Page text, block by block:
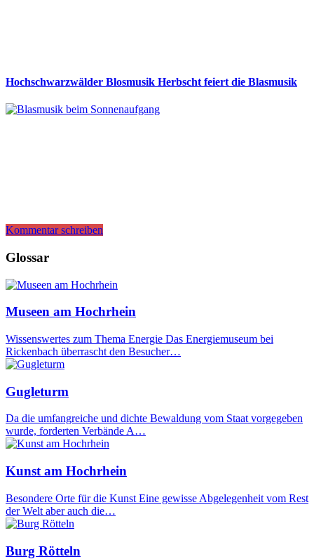
Hochschwarzwälder Blosmusik Herbscht feiert die Blasmusik
Kommentar schreiben
Glossar
Museen am Hochrhein
Wissenswertes zum Thema Energie Das Energiemuseum bei
Rickenbach überrascht den Besucher…
Gugleturm
Da die umfangreiche und dichte Bewaldung vom Staat vorgegeben
wurde, forderten Verbände A…
Kunst am Hochrhein
Besondere Orte für die Kunst Eine gewisse Abgelegenheit vom Rest
der Welt aber auch die…
Burg Rötteln